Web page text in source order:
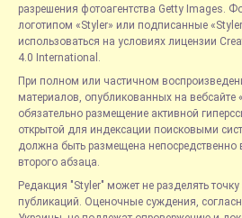
разрешения фотоагентства Getty Images.
логотипом «Styler» или подписанные
использоваться на условиях лицензии
4.0 International.
При полном или частичном
материалов, опубликованных на вебсайте
обязательно размещение активной
открытой для индексации поисковыми
должна быть размещена непосредственно
второго абзаца.
Редакция "Styler" может не разделять точку
публикаций. Оценочные суждения,